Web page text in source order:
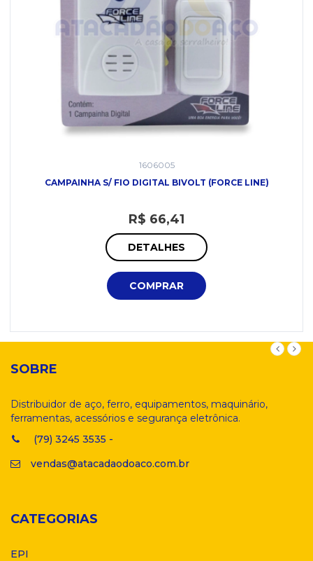
1606005
CAMPAINHA S/ FIO DIGITAL BIVOLT (FORCE LINE)
R$ 66,41
DETALHES
COMPRAR
SOBRE
Distribuidor de aço, ferro, equipamentos, maquinário,
ferramentas, acessórios e segurança eletrônica.
(79) 3245 3535 -
vendas@atacadaodoaco.com.br
CATEGORIAS
EPI